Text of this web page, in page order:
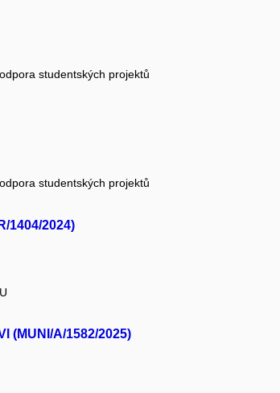
studentských projektů
studentských projektů
1404/2024)
(MUNI/A/1582/2025)